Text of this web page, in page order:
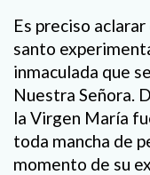
Es preciso
santo
inmaculada que
Nuestra Señora.
la Virgen María
toda mancha de
momento de su